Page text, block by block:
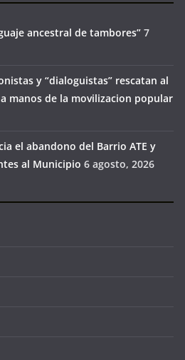
ancestral de tambores” 7
y “dialoguistas” rescatan al
manos de la movilizacion popular
el abandono del Barrio ATE y
al Municipio 6 agosto, 2026